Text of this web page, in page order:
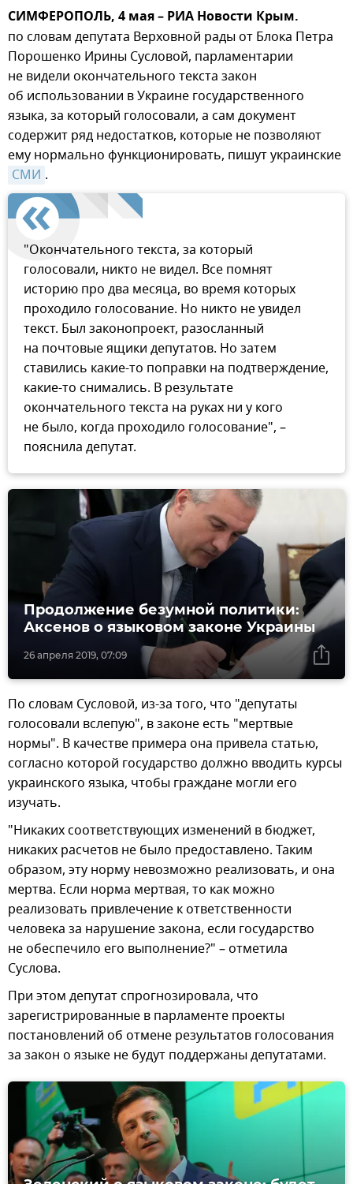
СИМФЕРОПОЛЬ, 4 мая – РИА Новости Крым.
по словам депутата Верховной рады от Блока Петра
Порошенко Ирины Сусловой, парламентарии
не видели окончательного текста закон
об использовании в Украине государственного
языка, за который голосовали, а сам документ
содержит ряд недостатков, которые не позволяют
ему нормально функционировать, пишут украинские
СМИ .
"Окончательного текста, за который
голосовали, никто не видел. Все помнят
историю про два месяца, во время которых
проходило голосование. Но никто не увидел
текст. Был законопроект, разосланный
на почтовые ящики депутатов. Но затем
ставились какие-то поправки на подтверждение,
какие-то снимались. В результате
окончательного текста на руках ни у кого
не было, когда проходило голосование", –
пояснила депутат.
26 апреля 2019, 07:09
Продолжение безумной политики:
Аксенов о языковом законе Украины
По словам Сусловой, из-за того, что "депутаты
голосовали вслепую", в законе есть "мертвые
нормы". В качестве примера она привела статью,
согласно которой государство должно вводить курсы
украинского языка, чтобы граждане могли его
изучать.
"Никаких соответствующих изменений в бюджет,
никаких расчетов не было предоставлено. Таким
образом, эту норму невозможно реализовать, и она
мертва. Если норма мертвая, то как можно
реализовать привлечение к ответственности
человека за нарушение закона, если государство
не обеспечило его выполнение?" – отметила
Суслова.
При этом депутат спрогнозировала, что
зарегистрированные в парламенте проекты
постановлений об отмене результатов голосования
за закон о языке не будут поддержаны депутатами.